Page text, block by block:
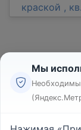
краской ,
Мы